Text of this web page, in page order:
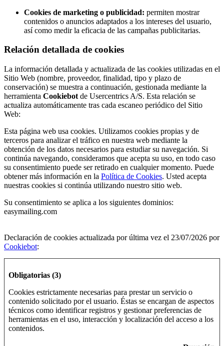
Cookies de marketing o publicidad: permiten mostrar
contenidos o anuncios adaptados a los intereses del usuario,
así como medir la eficacia de las campañas publicitarias.
Relación detallada de cookies
La información detallada y actualizada de las cookies utilizadas en el
Sitio Web (nombre, proveedor, finalidad, tipo y plazo de
conservación) se muestra a continuación, gestionada mediante la
herramienta Cookiebot de Usercentrics A/S. Esta relación se
actualiza automáticamente tras cada escaneo periódico del Sitio
Web:
Esta página web usa cookies. Utilizamos cookies propias y de
terceros para analizar el tráfico en nuestra web mediante la
obtención de los datos necesarios para estudiar su navegación. Si
continúa navegando, consideramos que acepta su uso, en todo caso
su consentimiento puede ser retirado en cualquier momento. Puede
obtener más información en la Política de Cookies. Usted acepta
nuestras cookies si continúa utilizando nuestro sitio web.
Su consentimiento se aplica a los siguientes dominios:
easymailing.com
Declaración de cookies actualizada por última vez el 23/07/2026 por
Cookiebot:
Obligatorias (3)
Cookies estrictamente necesarias para prestar un servicio o
contenido solicitado por el usuario. Éstas se encargan de aspectos
técnicos como identificar registros y gestionar preferencias de
herramientas en el uso, interacción y localización del acceso a los
contenidos.